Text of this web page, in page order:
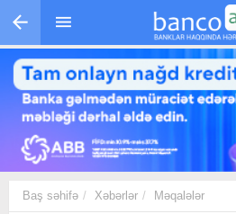
Skip to main content
Baş səhifə Xəbərlər Məqalələr